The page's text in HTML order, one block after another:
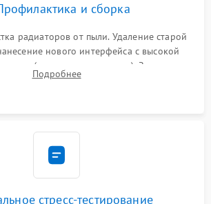
и сборка
радиаторов от пыли. Удаление старой
нового интерфейса с высокой
(или жидкого металла). Замена
сборка консоли и подключение
Подробнее
стресс-тестирование